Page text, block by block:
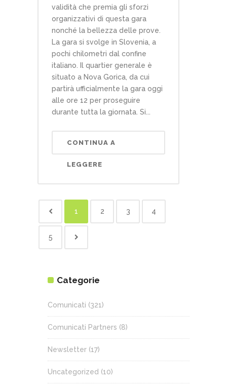
validità che premia gli sforzi
organizzativi di questa gara
nonché la bellezza delle prove.
La gara si svolge in Slovenia, a
pochi chilometri dal confine
italiano. Il quartier generale è
situato a Nova Gorica, da cui
partirà ufficialmente la gara oggi
alle ore 12 per proseguire
durante tutta la giornata. Si...
CONTINUA A
LEGGERE
1 2 3 4
5
Categorie
Comunicati (321)
Comunicati Partners (8)
Newsletter (17)
Uncategorized (10)